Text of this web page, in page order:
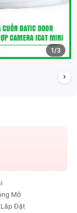
1/3
›
Mở
Lắp Đặt